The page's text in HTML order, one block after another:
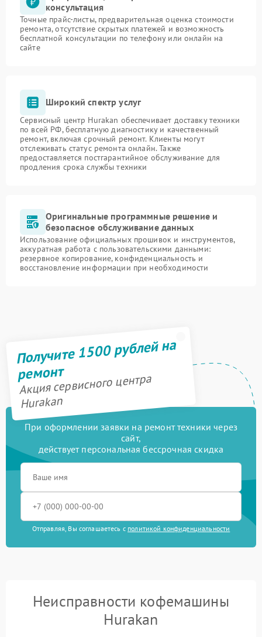
консультация
Точные прайс-листы, предварительная оценка стоимости
ремонта, отсутствие скрытых платежей и возможность
бесплатной консультации по телефону или онлайн на
сайте
Широкий спектр услуг
Сервисный центр Hurakan обеспечивает доставку техники
по всей РФ, бесплатную диагностику и качественный
ремонт, включая срочный ремонт. Клиенты могут
отслеживать статус ремонта онлайн. Также
предоставляется постгарантийное обслуживание для
продления срока службы техники
Оригинальные программные решение и
безопасное обслуживание данных
Использование официальных прошивок и инструментов,
аккуратная работа с пользовательскими данными:
резервное копирование, конфиденциальность и
восстановление информации при необходимости
Получите 1500 рублей на
ремонт
Акция сервисного центра
Hurakan
При оформлении заявки на ремонт техники через
сайт,
действует персональная бессрочная скидка
Отправляя, Вы соглашаетесь с политикой конфиденциальности
Неисправности кофемашины
Hurakan